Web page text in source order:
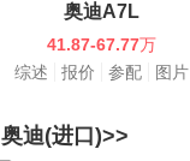
奥迪A7L
41.87-67.77万
综述
报价 参配 图片
奥迪(进口)>>